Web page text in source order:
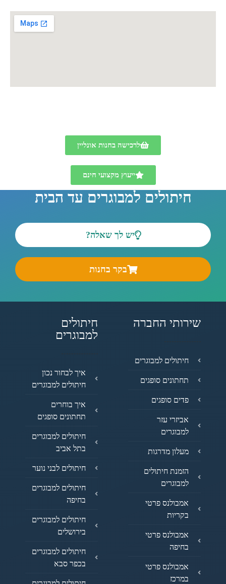
לרכישה בחנות אונליין
ייעוץ מקצועי חינם
חיתולים למבוגרים עד הבית
יש לך שאלה?
בקר בחנות
שירותי החברה
חיתולים למבוגרים
תחתונים סופגים
פדים סופגים
אביזרי עזר
למבוגרים
מעלון מדרגות
הזמנת חיתולים
למבוגרים
אמבולנס פרטי
בקריות
אמבולנס פרטי
בחיפה
אמבולנס פרטי
במרכז
חיתולים
למבוגרים
איך לבחור נכון
חיתולים למבוגרים
איך בוחרים
תחתונים סופגים
חיתולים למבוגרים
בתל אביב
חיתולים לבני נוער
חיתולים למבוגרים
בחיפה
חיתולים למבוגרים
בירושלים
חיתולים למבוגרים
בכפר סבא